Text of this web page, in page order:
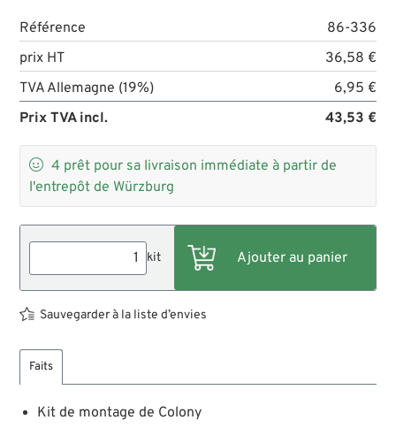
Référence
86-336
prix HT
36,58 €
TVA Allemagne (19%)
6,95 €
Prix TVA incl.
43,53 €
 4 prêt pour sa livraison immédiate à partir de
l'entrepôt de Würzburg
kit
Sauvegarder à la liste d’envies
Faits
Kit de montage de Colony